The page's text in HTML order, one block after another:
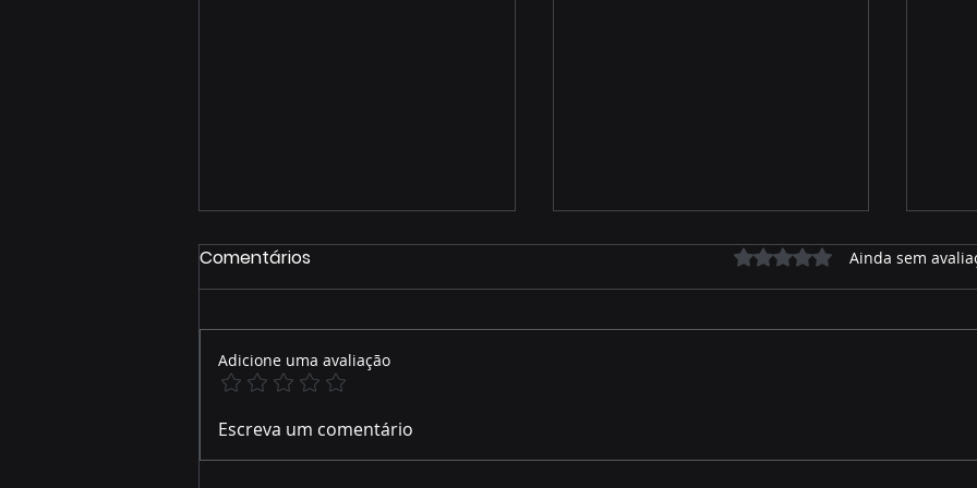
José Alfredo relembra
parte de sua trajetória de
ano todo - Feliz dia dos
Comentários Avaliado com 0 de 5 estrelas.
Ainda sem
Adicione uma avaliação
Escreva um comentário